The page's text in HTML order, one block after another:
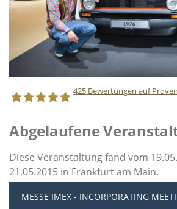
Staff Direct GmbH
425 Bewertungen auf
Abgelaufene
Diese Veranstaltung fand vom
21.05.2015 in Frankfurt am Main.
MESSE IMEX - INCORPORATING